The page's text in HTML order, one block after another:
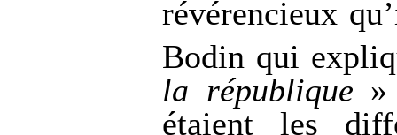
révérencieux
Bodin qui
la république »
étaient les